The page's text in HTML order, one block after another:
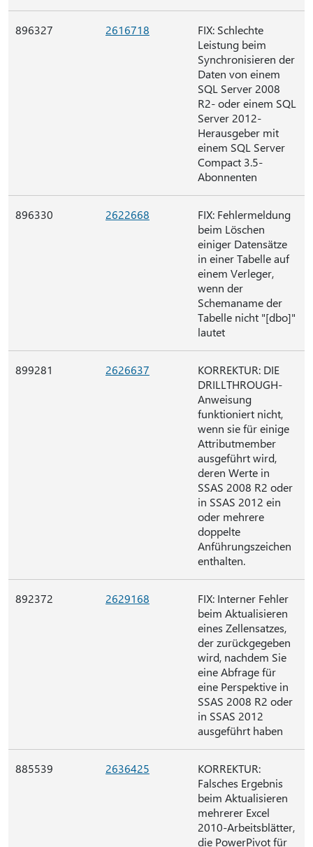
896327 2616718
FIX: Schlechte
Leistung beim
Synchronisieren der
Daten von einem
SQL Server 2008
R2- oder einem SQL
Server 2012-
Herausgeber mit
einem SQL Server
Compact 3.5-
Abonnenten
896330 2622668
FIX: Fehlermeldung
beim Löschen
einiger Datensätze
in einer Tabelle auf
einem Verleger,
wenn der
Schemaname der
Tabelle nicht "[dbo]"
lautet
899281 2626637
KORREKTUR: DIE
DRILLTHROUGH-
Anweisung
funktioniert nicht,
wenn sie für einige
Attributmember
ausgeführt wird,
deren Werte in
SSAS 2008 R2 oder
in SSAS 2012 ein
oder mehrere
doppelte
Anführungszeichen
enthalten.
892372 2629168
FIX: Interner Fehler
beim Aktualisieren
eines Zellensatzes,
der zurückgegeben
wird, nachdem Sie
eine Abfrage für
eine Perspektive in
SSAS 2008 R2 oder
in SSAS 2012
ausgeführt haben
885539 2636425
KORREKTUR:
Falsches Ergebnis
beim Aktualisieren
mehrerer Excel
2010-Arbeitsblätter,
die PowerPivot für